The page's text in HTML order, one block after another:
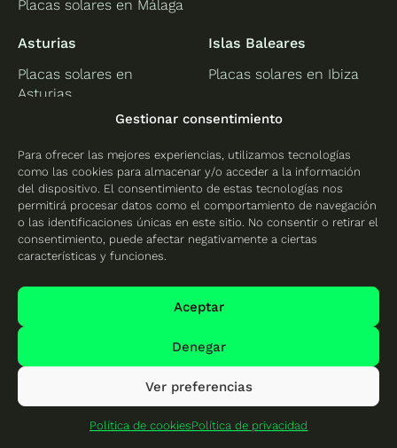
Gestionar consentimiento
Para ofrecer las mejores experiencias, utilizamos tecnologías
como las cookies para almacenar y/o acceder a la información
del dispositivo. El consentimiento de estas tecnologías nos
permitirá procesar datos como el comportamiento de navegación
o las identificaciones únicas en este sitio. No consentir o retirar el
consentimiento, puede afectar negativamente a ciertas
características y funciones.
Aceptar
Denegar
Ver preferencias
Política de cookiesPolítica de privacidad
Placas solares en Málaga
Asturias
Placas solares en
Asturias
Placas solares en Gijón
Islas Baleares
Placas solares en Ibiza
Mallorca
Islas Canarias
Placas solares en
Tenerife
Cantabria
Placas solares en
Cantabria
Placas solares en
Placas solares en Ciudad
Albacete
Placas solares en
Castilla y León
Placas solares en
Palencia